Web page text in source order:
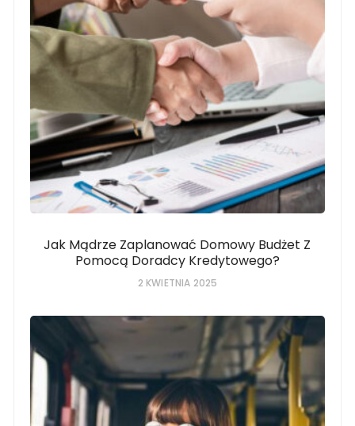
Jak Mądrze Zaplanować Domowy Budżet Z
Pomocą Doradcy Kredytowego?
2 KWIETNIA 2025